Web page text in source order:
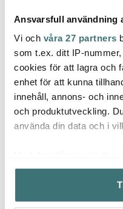
Ansvarsfull användning
Vi och våra 27 partners
som t.ex. ditt IP-
cookies för att lagra och
enhet för att kunna
innehåll, annons- och
och produktutveckling.
använda din data och i
Samla in information
kan ha en
Identifiera din enhet
Royal Porcelain
Silver Paisley Såssnipa
40 cl Vit
500 kr 999 kr
I lager